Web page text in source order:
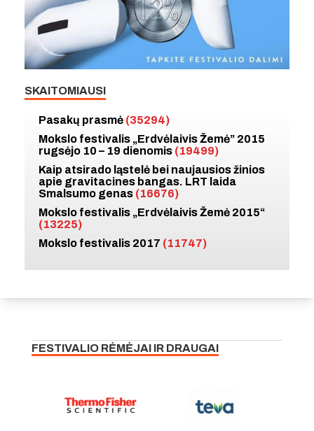
SKAITOMIAUSI
Pasakų prasmė (35294)
Mokslo festivalis „Erdvėlaivis Žemė” 2015
rugsėjo 10 – 19 dienomis (19499)
Kaip atsirado ląstelė bei naujausios žinios
apie gravitacines bangas. LRT laida
Smalsumo genas (16676)
Mokslo festivalis „Erdvėlaivis Žemė 2015“
(13225)
Mokslo festivalis 2017 (11747)
FESTIVALIO RĖMĖJAI IR DRAUGAI